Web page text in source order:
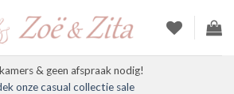
& geen afspraak nodig!
onze casual collectie sale